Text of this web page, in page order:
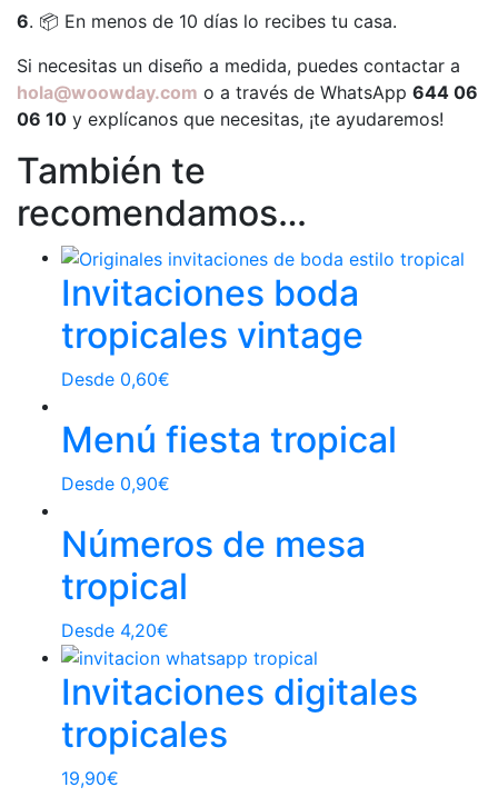
6. 📦 En menos de 10 días lo recibes tu casa.
Si necesitas un diseño a medida, puedes contactar a
hola@woowday.com o a través de WhatsApp 644 06
06 10 y explícanos que necesitas, ¡te ayudaremos!
También te
recomendamos…
Invitaciones boda
tropicales vintage
Desde 0,60€
Menú fiesta tropical
Desde 0,90€
Números de mesa
tropical
Desde 4,20€
Invitaciones digitales
tropicales
19,90€